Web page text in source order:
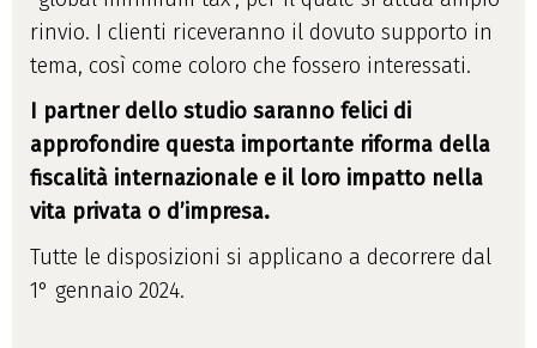
rinvio. I clienti riceveranno il dovuto supporto in
tema, così come coloro che fossero interessati.
I partner dello studio saranno felici di
approfondire questa importante riforma della
fiscalità internazionale e il loro impatto nella
vita privata o d’impresa.
Tutte le disposizioni si applicano a decorrere dal
1° gennaio 2024.